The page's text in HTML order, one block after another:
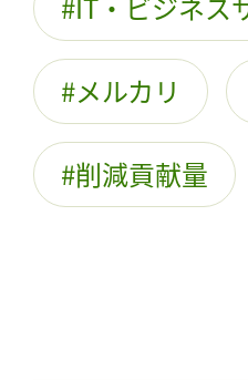
メルカリ
削減貢献量